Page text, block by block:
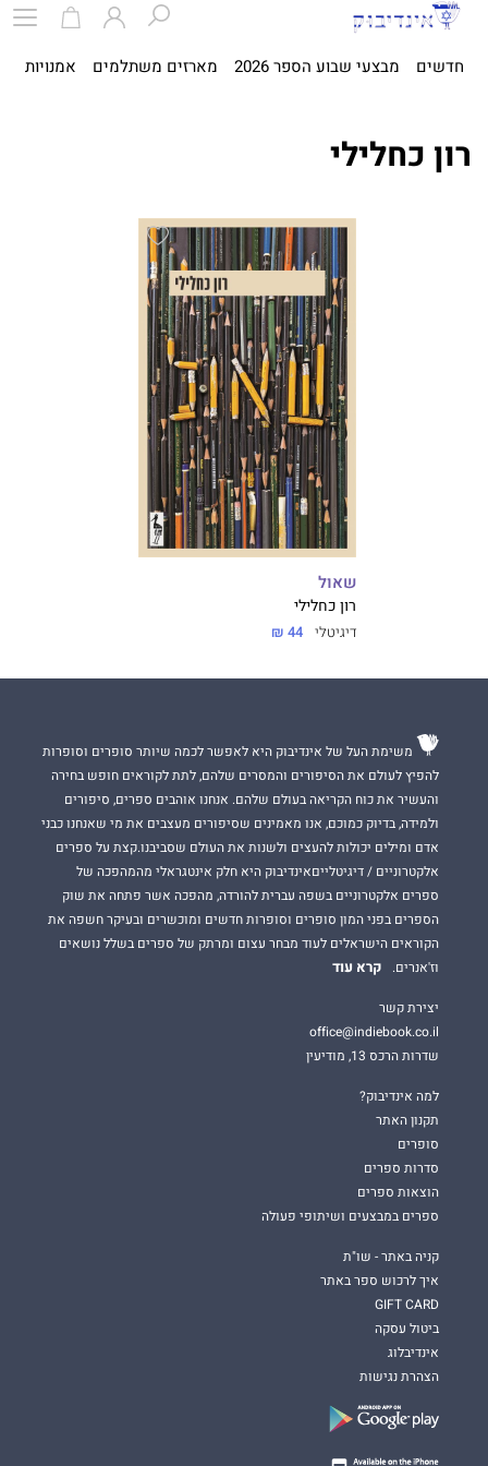
חדשים מבצעי שבוע הספר 2026 מארזים משתלמים אמנויות
רון כחלילי
שאול
רון כחלילי
דיגיטלי 44 ₪
משימת העל של אינדיבוק היא לאפשר לכמה שיותר סופרים וסופרות
להפיץ לעולם את הסיפורים והמסרים שלהם, לתת לקוראים חופש בחירה
והעשיר את כוח הקריאה בעולם שלהם. אנחנו אוהבים ספרים, סיפורים
ולמידה, בדיוק כמוכם, אנו מאמינים שסיפורים מעצבים את מי שאנחנו כבני
אדם ומילים יכולות להעצים ולשנות את העולם שסביבנו.קצת על ספרים
אלקטרוניים / דיגיטלייםאינדיבוק היא חלק אינטגראלי מהמהפכה של
ספרים אלקטרוניים בשפה עברית להורדה, מהפכה אשר פתחה את שוק
הספרים בפני המון סופרים וסופרות חדשים ומוכשרים ובעיקר חשפה את
הקוראים הישראלים לעוד מבחר עצום ומרתק של ספרים בשלל נושאים
וז'אנרים.
קרא עוד
יצירת קשר
office@indiebook.co.il
שדרות הרכס 13, מודיעין
למה אינדיבוק?
תקנון האתר
סופרים
סדרות ספרים
הוצאות ספרים
ספרים במבצעים ושיתופי פעולה
קניה באתר - שו"ת
איך לרכוש ספר באתר
GIFT CARD
ביטול עסקה
אינדיבלוג
הצהרת נגישות